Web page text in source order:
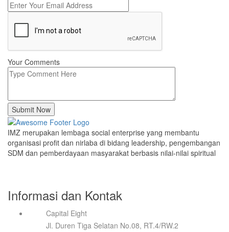
Your Comments
Submit Now
IMZ merupakan lembaga social enterprise yang membantu
organisasi profit dan nirlaba di bidang leadership, pengembangan
SDM dan pemberdayaan masyarakat berbasis nilai-nilai spiritual
Informasi dan Kontak
Capital Eight
Jl. Duren Tiga Selatan No.08, RT.4/RW.2